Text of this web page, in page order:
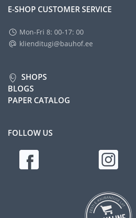
E-SHOP CUSTOMER SERVICE
Mon-Fri 8: 00-17: 00
klienditugi@bauhof.ee
SHOPS
BLOGS
PAPER CATALOG
FOLLOW US